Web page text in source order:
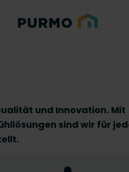
und Innovation. Mit
sind wir für